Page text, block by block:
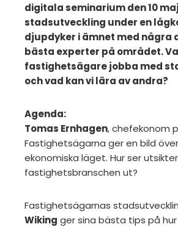
digitala seminarium den 10
stadsutveckling under en
djupdyker i ämnet med några
bästa experter på området.
fastighetsägare jobba med
och vad kan vi lära av andra?
Agenda:
Tomas Ernhagen, chefekonom
Fastighetsägarna ger en bild
ekonomiska läget. Hur ser
fastighetsbranschen ut?
Fastighetsägarnas
Wiking ger sina bästa tips på